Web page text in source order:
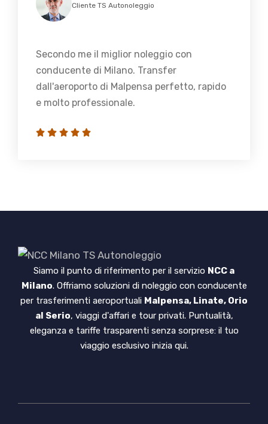
Cliente TS Autonoleggio
Secondo me il miglior noleggio con
conducente di Milano. Transfer
dall'aeroporto di Malpensa perfetto, rapido
e molto professionale.
Siamo il punto di riferimento per il servizio NCC a
Milano. Offriamo soluzioni di noleggio con conducente
per trasferimenti aeroportuali Malpensa, Linate, Orio
al Serio, viaggi d'affari e tour privati. Puntualità,
eleganza e tariffe trasparenti senza sorprese: il tuo
viaggio esclusivo inizia qui.